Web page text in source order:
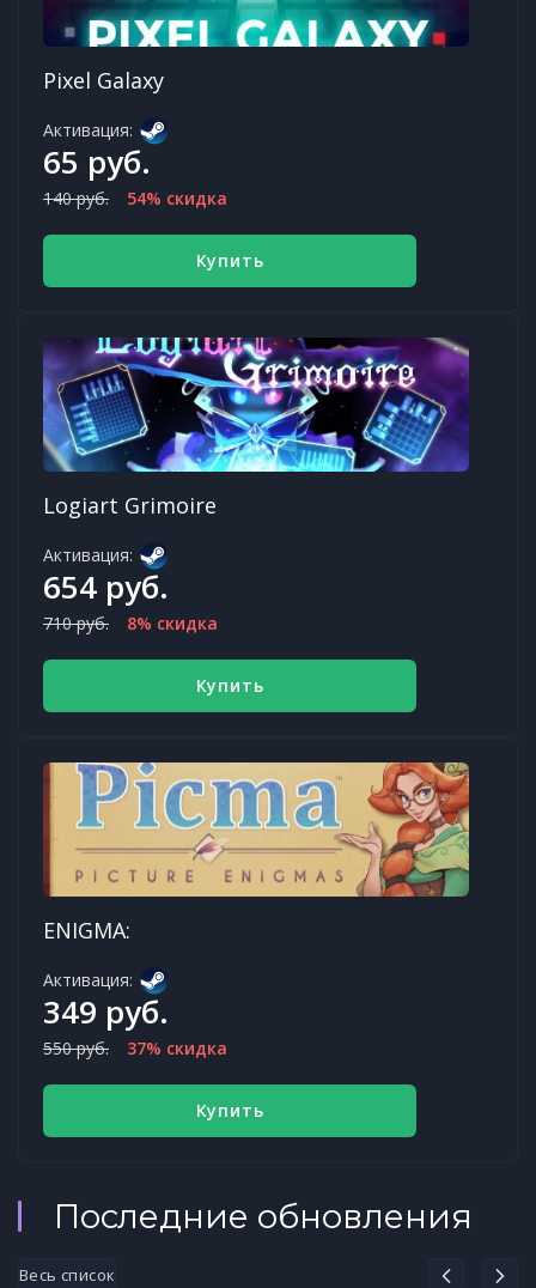
Pixel Galaxy
Активация:
65 руб.
140 руб. 54% скидка
Купить
Logiart Grimoire
Активация:
654 руб.
710 руб. 8% скидка
Купить
ENIGMA:
Активация:
349 руб.
550 руб. 37% скидка
Купить
Последние обновления
Весь список